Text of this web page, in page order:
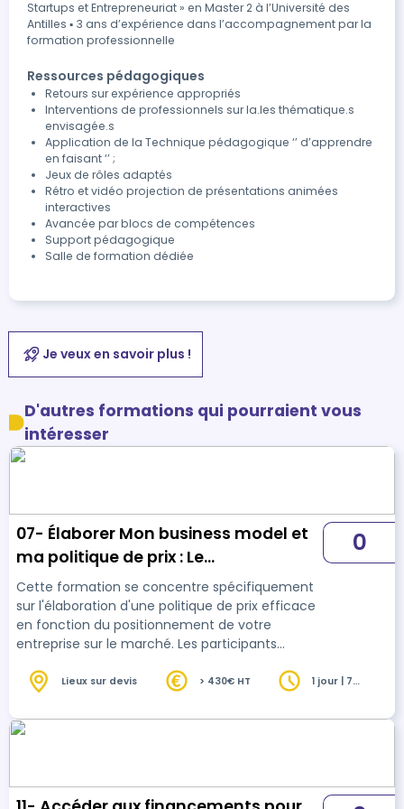
Startups et Entrepreneuriat » en Master 2 à l’Université des
Antilles ▪ 3 ans d’expérience dans l’accompagnement par la
formation professionnelle
Ressources pédagogiques
Retours sur expérience appropriés
Interventions de professionnels sur la.les thématique.s
envisagée.s
Application de la Technique pédagogique ‘’ d’apprendre
en faisant ‘’ ;
Jeux de rôles adaptés
Rétro et vidéo projection de présentations animées
interactives
Avancée par blocs de compétences
Support pédagogique
Salle de formation dédiée
Je veux en savoir plus !
D'autres formations qui pourraient vous
intéresser
07- Élaborer Mon business model et
ma politique de prix : Le
positionnement prix
Cette formation se concentre spécifiquement
sur l'élaboration d'une politique de prix efficace
en fonction du positionnement de votre
entreprise sur le marché. Les participants
leurs produits ou services en tenant compte de
valeur perçue par les clients et les objectifs
commerciaux.
0
Lieux sur devis > 430€ HT
1 jour | 7